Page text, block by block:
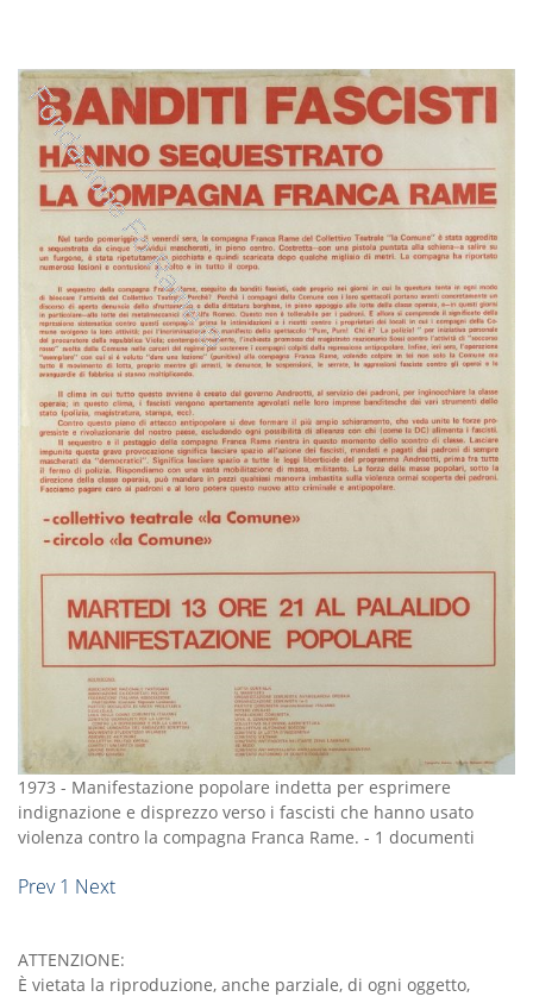
1973 - Manifestazione popolare indetta per esprimere
indignazione e disprezzo verso i fascisti che hanno usato
violenza contro la compagna Franca Rame. - 1 documenti
Prev 1 Next
ATTENZIONE:
È vietata la riproduzione, anche parziale, di ogni oggetto,